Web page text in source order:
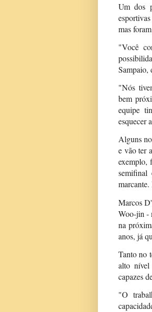
Um dos
mas
"Você
Sampaio,
"Nós
bem
equipe
esquecer
Alguns
e vão ter
exemplo,
Marcos
Woo-jin -
na
anos, já
Tanto no
alto nível
capazes
"O